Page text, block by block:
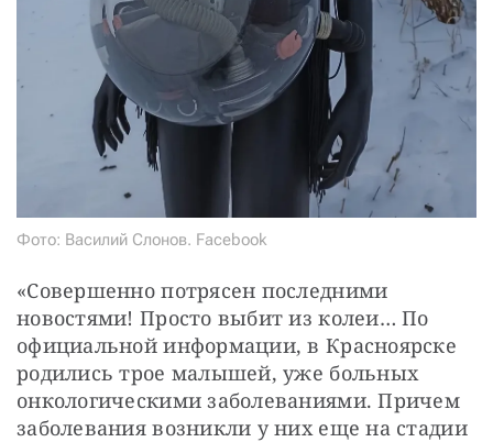
Фото: Василий Слонов. Facebook
«Совершенно потрясен последними
новостями! Просто выбит из колеи… По
официальной информации, в Красноярске
родились трое малышей, уже больных
онкологическими заболеваниями. Причем
заболевания возникли у них еще на стадии